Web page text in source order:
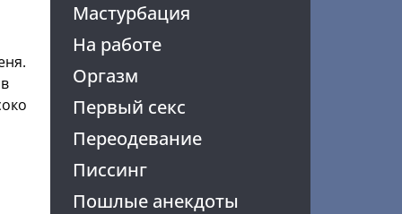
Мастурбация
На работе
Оргазм
Первый секс
Переодевание
Писсинг
Пошлые анекдоты